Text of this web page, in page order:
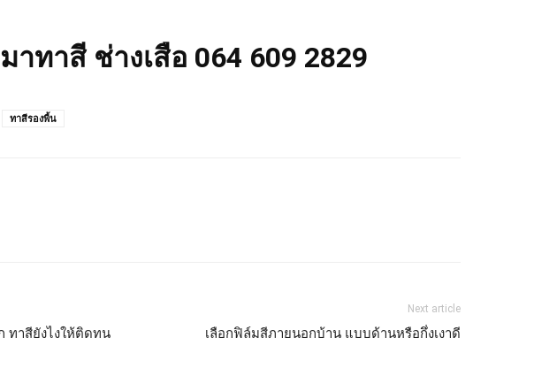
าทาสี ช่างเสือ 064 609 2829
ทาสีรองพื้น
ทาสียังไงให้ติดทน
Next article
เลือกฟิล์มสีภายนอกบ้าน แบบด้านหรือกึ่งเงาดี